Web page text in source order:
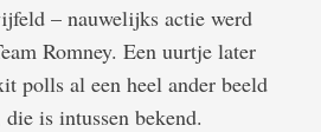
– nauwelijks actie werd
Romney. Een uurtje later
polls al een heel ander beeld
is intussen bekend.